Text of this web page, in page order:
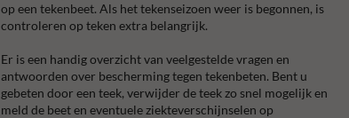
op een tekenbeet. Als het tekenseizoen weer is begonnen, is
controleren op teken extra belangrijk.
Er is een handig overzicht van veelgestelde vragen en
antwoorden over bescherming tegen tekenbeten. Bent u
gebeten door een teek, verwijder de teek zo snel mogelijk en
meld de beet en eventuele ziekteverschijnselen op